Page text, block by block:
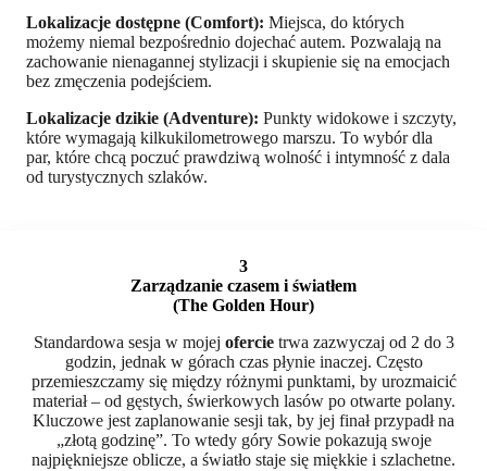
Lokalizacje dostępne (Comfort): Miejsca, do których
możemy niemal bezpośrednio dojechać autem. Pozwalają na
zachowanie nienagannej stylizacji i skupienie się na emocjach
bez zmęczenia podejściem.
Lokalizacje dzikie (Adventure): Punkty widokowe i szczyty,
które wymagają kilkukilometrowego marszu. To wybór dla
par, które chcą poczuć prawdziwą wolność i intymność z dala
od turystycznych szlaków.
3
Zarządzanie czasem i światłem
(The Golden Hour)
Standardowa sesja w mojej ofercietrwa zazwyczaj od 2 do 3
godzin, jednak w górach czas płynie inaczej. Często
przemieszczamy się między różnymi punktami, by urozmaicić
materiał – od gęstych, świerkowych lasów po otwarte polany.
Kluczowe jest zaplanowanie sesji tak, by jej finał przypadł na
„złotą godzinę”. To wtedy góry Sowie pokazują swoje
najpiękniejsze oblicze, a światło staje się miękkie i szlachetne.